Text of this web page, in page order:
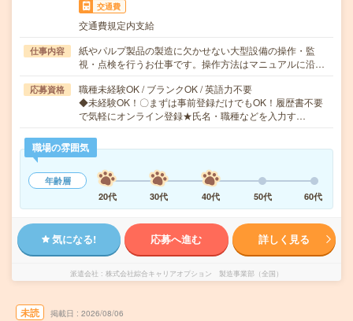
交通費
交通費規定内支給
仕事内容
紙やパルプ製品の製造に欠かせない大型設備の操作・監
視・点検を行うお仕事です。操作方法はマニュアルに沿…
応募資格
職種未経験OK / ブランクOK / 英語力不要
◆未経験OK！〇まずは事前登録だけでもOK！履歴書不要
で気軽にオンライン登録★氏名・職種などを入力す…
職場の雰囲気
年齢層
20代
30代 40代 50代 60代
気になる! 応募へ進む 詳しく見る
派遣会社 株式会社綜合キャリアオプション 製造事業部（全国）
未読 掲載日 2026/08/06